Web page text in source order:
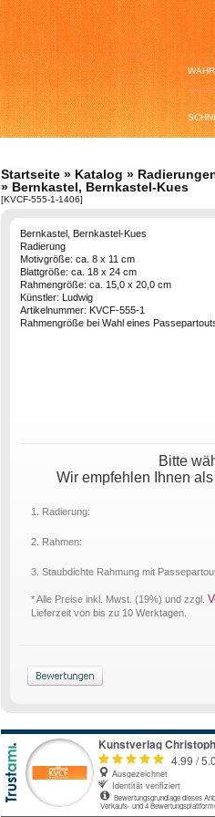
Startseite » Katalog »
» Bernkastel, Bernkastel-Kues
[KVCF-555-1-1406]
Bernkastel, Bernkastel-Kues
Radierung
Motivgröße: ca. 8 x 11 cm
Blattgröße: ca. 18 x 24 cm
Rahmengröße: ca. 15,0 x 20,0 cm
Künstler: Ludwig
Artikelnummer: KVCF-555-1
Rahmengröße bei Wahl eines
Bitte
Wir empfehlen Ihnen
1. Radierung:
2. Rahmen:
3. Staubdichte Rahmung mit
* Alle Preise inkl. Mwst. (19%) und zzgl.
Lieferzeit von bis zu 10 Werktagen.